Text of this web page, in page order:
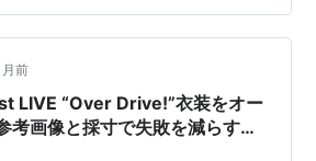
る商品はLIVE専用衣装ではなく、赤
をもとにしたコスプレ衣装です。 赤
月前
LIVE “Over Drive!”衣装をオー
考画像と採寸で失敗を減らす準